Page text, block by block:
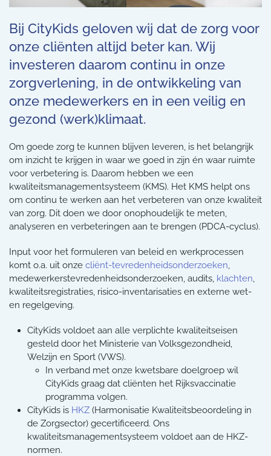
Bij CityKids geloven wij dat de zorg voor
onze cliënten altijd beter kan. Wij
investeren daarom continu in onze
zorgverlening, in de ontwikkeling van
onze medewerkers en in een veilig en
gezond (werk)klimaat.
Om goede zorg te kunnen blijven leveren, is het belangrijk
om inzicht te krijgen in waar we goed in zijn én waar ruimte
voor verbetering is. Daarom hebben we een
kwaliteitsmanagementsysteem (KMS). Het KMS helpt ons
om continu te werken aan het verbeteren van onze kwaliteit
van zorg. Dit doen we door onophoudelijk te meten,
analyseren en verbeteringen aan te brengen (PDCA-cyclus).
Input voor het formuleren van beleid en werkprocessen
komt o.a. uit onze cliënt-tevredenheidsonderzoeken,
medewerkerstevredenheidsonderzoeken, audits, klachten,
kwaliteitsregistraties, risico-inventarisaties en externe wet-
en regelgeving.
CityKids voldoet aan alle verplichte kwaliteitseisen
gesteld door het Ministerie van Volksgezondheid,
Welzijn en Sport (VWS).
In verband met onze kwetsbare doelgroep wil
CityKids graag dat cliënten het Rijksvaccinatie
programma volgen.
CityKids is HKZ (Harmonisatie Kwaliteitsbeoordeling in
de Zorgsector) gecertificeerd. Ons
kwaliteitsmanagementsysteem voldoet aan de HKZ-
normen.